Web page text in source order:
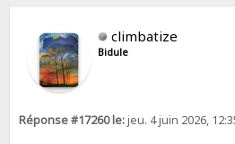
climbatize
Bidule
Réponse #17260 le:jeu. 4 juin 2026,